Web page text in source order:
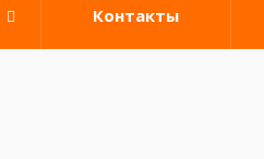
Контакты